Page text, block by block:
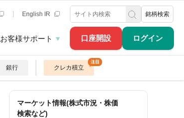
口座開設 ログイン
English IR 銘柄検索
お客様サポート
銀行 クレカ積立
マーケット情報(株式市況・株価
検索など)